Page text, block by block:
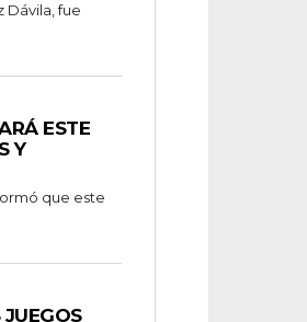
Dávila, fue
ESTE
Y
que este